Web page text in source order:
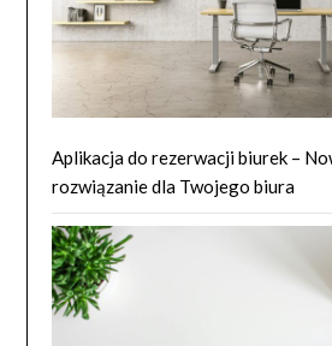
Aplikacja do rezerwacji biurek –
rozwiązanie dla Twojego biura